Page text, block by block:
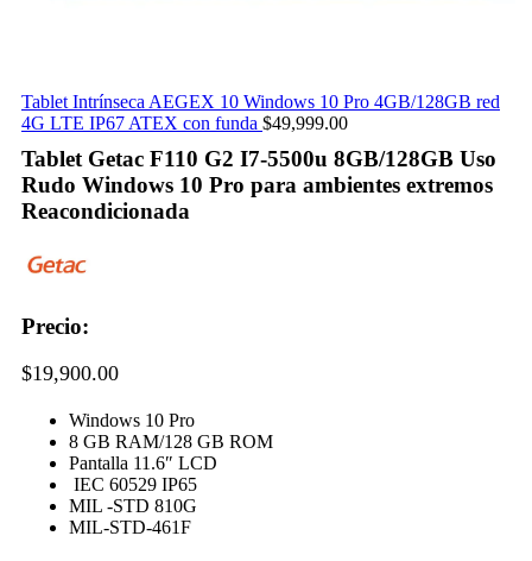
Tablet Intrínseca AEGEX 10 Windows 10 Pro 4GB/128GB red
4G LTE IP67 ATEX con funda $49,999.00
Tablet Getac F110 G2 I7-5500u 8GB/128GB Uso
Rudo Windows 10 Pro para ambientes extremos
Reacondicionada
Precio:
$19,900.00
Windows 10 Pro
8 GB RAM/128 GB ROM
Pantalla 11.6″ LCD
IEC 60529 IP65
MIL -STD 810G
MIL-STD-461F